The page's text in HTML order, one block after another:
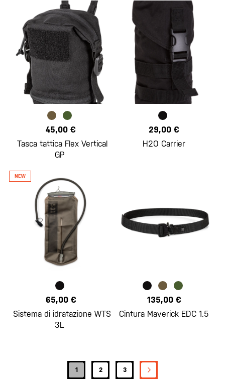
45,00 €
Tasca tattica Flex Vertical
GP
29,00 €
H2O Carrier
65,00 €
Sistema di idratazione WTS
3L
135,00 €
Cintura Maverick EDC 1.5
PaginaAttualmente stai leggendo la pagina
1 Pagina
2 Pagina
3